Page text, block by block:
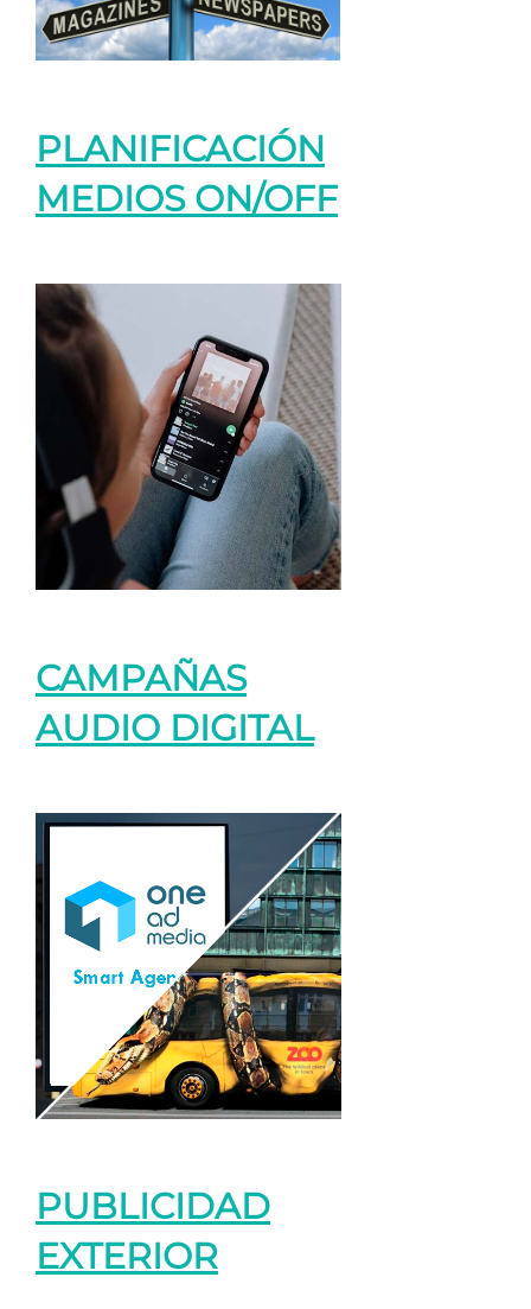
PLANIFICACIÓN
MEDIOS ON/OFF
CAMPAÑAS
AUDIO DIGITAL
PUBLICIDAD
EXTERIOR